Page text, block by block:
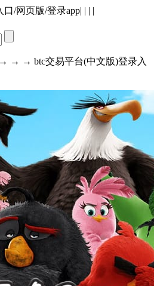
/网页版/登录app| | | |
→ → → btc交易平台(中文版)登录入